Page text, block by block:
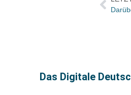
Das Digitale